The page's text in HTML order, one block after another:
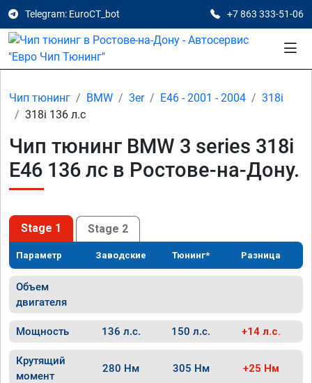
Telegram: EuroCT_bot +7 863 333-51-06
Чип тюнинг BMW 3er E46 - 2001 - 2004
318i
318i 136 л.с
Чип тюнинг BMW 3 series 318i
E46 136 лс в Ростове-на-Дону.
Stage 1 Stage 2
Параметр Заводские Тюнинг* Разница
Объем
двигателя
Мощность 136 л.с. 150 л.с. +14 л.с.
Крутящий
момент
280 Нм 305 Нм +25 Нм